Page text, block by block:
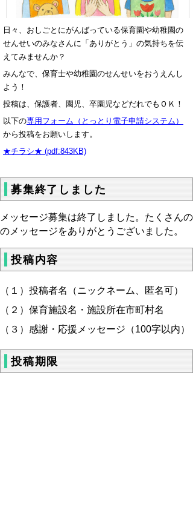
日々、おしごとにがんばっている保育園や幼稚園の
せんせいのみなさんに「ありがとう」の気持ちを伝
えてみませんか？
みんなで、保育士や幼稚園のせんせいをおうえんし
よう！
投稿は、保護者、園児、卒園児などだれでもＯＫ！
以下の専用フォーム（とっとり電子申請システム）
から投稿をお願いします。
★チラシ★ (pdf:843KB)
募集終了しました
メッセージ募集は終了しました。たくさんの
のメッセージをありがとうございました。
投稿内容
（１）投稿者名（ニックネーム、匿名可）
（２） 保育施設名・施設所在市町村名
（３）感謝・応援メッセージ（100字以内）
投稿期限